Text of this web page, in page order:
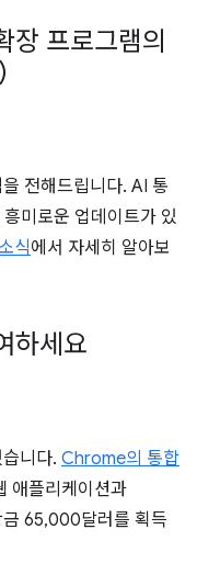
프로그램의
전해드립니다. AI 통
미로운 업데이트가 있
식에서 자세히 알아보
하세요
니다. Chrome의 통합
애플리케이션과
65,000달러를 획득